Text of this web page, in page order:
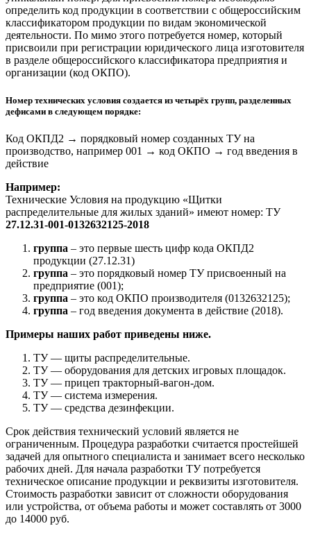
определить код продукции в соответствии с общероссийским
классификатором продукции по видам экономической
деятельности. По мимо этого потребуется номер, который
присвоили при регистрации юридического лица изготовителя
в разделе общероссийского классификатора предприятия и
организации (код ОКПО).
Номер технических условия создается из четырёх групп, разделенных
дефисами в следующем порядке:
Код ОКПД2 → порядковый номер созданных ТУ на
производство, например 001 → код ОКПО → год введения в
действие
Например:
Технические Условия на продукцию «Щитки
распределительные для жилых зданий» имеют номер: ТУ
27.12.31-001-0132632125-2018
группа – это первые шесть цифр кода ОКПД2
продукции (27.12.31)
группа – это порядковый номер ТУ присвоенный на
предприятие (001);
группа – это код ОКПО производителя (0132632125);
группа – год введения документа в действие (2018).
Примеры наших работ приведены ниже.
ТУ — щиты распределительные.
ТУ — оборудования для детских игровых площадок.
ТУ — прицеп тракторный-вагон-дом.
ТУ — система измерения.
ТУ — средства дезинфекции.
Срок действия технический условий является не
ограниченным. Процедура разработки считается простейшей
задачей для опытного специалиста и занимает всего несколько
рабочих дней. Для начала разработки ТУ потребуется
техническое описание продукции и реквизиты изготовителя.
Стоимость разработки зависит от сложности оборудования
или устройства, от объема работы и может составлять от 3000
до 14000 руб.